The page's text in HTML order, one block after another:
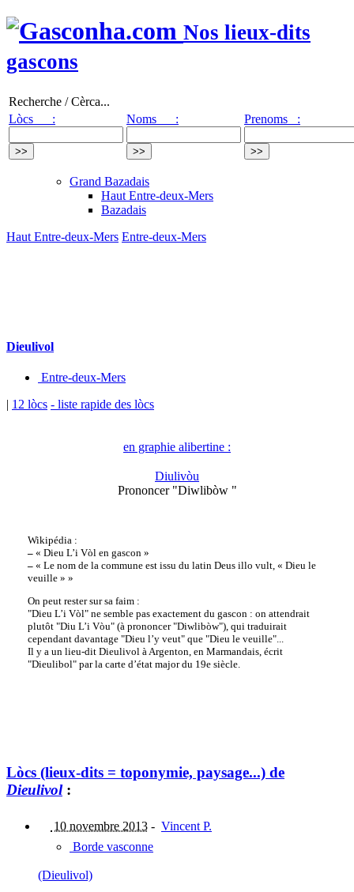
Nos lieux-dits
gascons
Recherche / Cèrca...
Lòcs :
Noms : Prenoms :
Grand Bazadais
Haut Entre-deux-Mers
Bazadais
Haut Entre-deux-Mers Entre-deux-Mers
Dieulivol
Entre-deux-Mers
| 12 lòcs - liste rapide des lòcs
en graphie alibertine :
Diulivòu
Prononcer "Diwlibòw "
Wikipédia :
–« Dieu L’i Vòl en gascon »
–« Le nom de la commune est issu du latin Deus illo vult, « Dieu le
veuille » »
On peut rester sur sa faim :
"Dieu L’i Vòl" ne semble pas exactement du gascon : on attendrait
plutôt "Diu L’i Vòu" (à prononcer "Diwlibòw"), qui traduirait
cependant davantage "Dieu l’y veut" que "Dieu le veuille"...
Il y a un lieu-dit Dieulivol à Argenton, en Marmandais, écrit
"Dieulibol" par la carte d’état major du 19e siècle.
Lòcs (lieux-dits = toponymie, paysage...) de
Dieulivol:
10 novembre 2013 - Vincent P.
Borde vasconne
(Dieulivol)